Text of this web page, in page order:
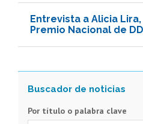
Entrevista a Alicia Lira,
Premio Nacional de
Por título o palabra clave